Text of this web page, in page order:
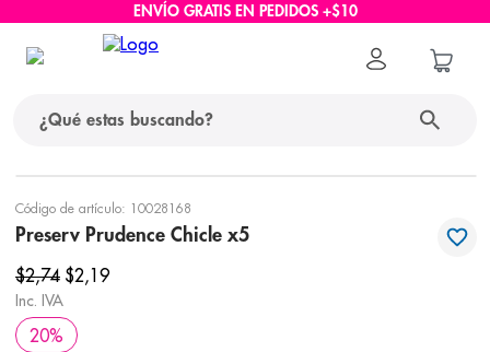
ENVÍO GRATIS EN PEDIDOS +$10
Código de artículo: 10028168
Preserv Prudence Chicle x5
$2,74 $2,19
Inc. IVA
20%
1. protector solar
2. pañales
3. eucerin